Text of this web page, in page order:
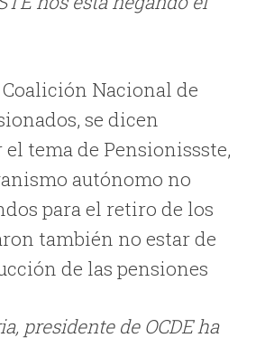
Nacional de
se dicen
tema de Pensionissste,
autónomo no
para el retiro de los
también no estar de
de las pensiones
presidente de OCDE ha